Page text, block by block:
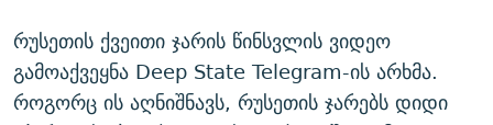
რუსეთის ქვეითი ჯარის წინსვლის ვიდეო
გამოაქვეყნა Deep State Telegram-ის არხმა.
როგორც ის აღნიშნავს, რუსეთის ჯარებს დიდი